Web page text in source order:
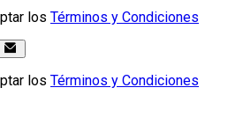
los Términos y Condiciones
los Términos y Condiciones